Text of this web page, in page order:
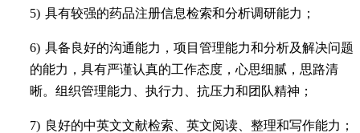
5) 具有较强的药品注册信息检索和分析调研能力；
6) 具备良好的沟通能力，项目管理能力和分析及解决问题
的能力，具有严谨认真的工作态度，心思细腻，思路清
晰。组织管理能力、执行力、抗压力和团队精神；
7) 良好的中英文文献检索、英文阅读、整理和写作能力；